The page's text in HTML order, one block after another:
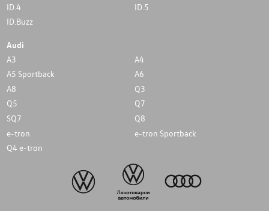
ID.4
ID.5
ID.Buzz
Audi
A3
A4
A5 Sportback
A6
A8
Q3
Q5
Q7
SQ7
Q8
e-tron
e-tron Sportback
Q4 e-tron